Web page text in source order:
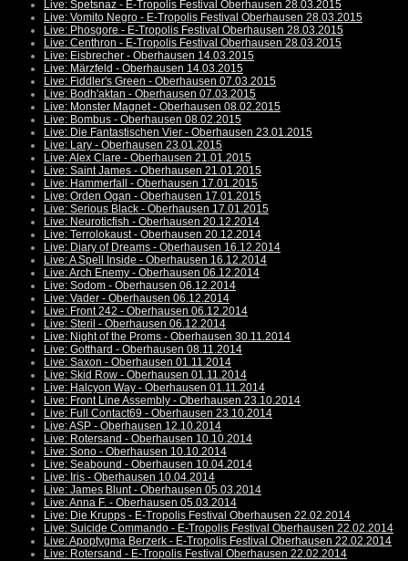
Live: Spetsnaz - E-Tropolis Festival Oberhausen 28.03.2015
Live: Vomito Negro - E-Tropolis Festival Oberhausen 28.03.2015
Live: Phosgore - E-Tropolis Festival Oberhausen 28.03.2015
Live: Centhron - E-Tropolis Festival Oberhausen 28.03.2015
Live: Eisbrecher - Oberhausen 14.03.2015
Live: Märzfeld - Oberhausen 14.03.2015
Live: Fiddler's Green - Oberhausen 07.03.2015
Live: Bodh'aktan - Oberhausen 07.03.2015
Live: Monster Magnet - Oberhausen 08.02.2015
Live: Bombus - Oberhausen 08.02.2015
Live: Die Fantastischen Vier - Oberhausen 23.01.2015
Live: Lary - Oberhausen 23.01.2015
Live: Alex Clare - Oberhausen 21.01.2015
Live: Saint James - Oberhausen 21.01.2015
Live: Hammerfall - Oberhausen 17.01.2015
Live: Orden Ogan - Oberhausen 17.01.2015
Live: Serious Black - Oberhausen 17.01.2015
Live: Neuroticfish - Oberhausen 20.12.2014
Live: Terrolokaust - Oberhausen 20.12.2014
Live: Diary of Dreams - Oberhausen 16.12.2014
Live: A Spell Inside - Oberhausen 16.12.2014
Live: Arch Enemy - Oberhausen 06.12.2014
Live: Sodom - Oberhausen 06.12.2014
Live: Vader - Oberhausen 06.12.2014
Live: Front 242 - Oberhausen 06.12.2014
Live: Steril - Oberhausen 06.12.2014
Live: Night of the Proms - Oberhausen 30.11.2014
Live: Gotthard - Oberhausen 08.11.2014
Live: Saxon - Oberhausen 01.11.2014
Live: Skid Row - Oberhausen 01.11.2014
Live: Halcyon Way - Oberhausen 01.11.2014
Live: Front Line Assembly - Oberhausen 23.10.2014
Live: Full Contact69 - Oberhausen 23.10.2014
Live: ASP - Oberhausen 12.10.2014
Live: Rotersand - Oberhausen 10.10.2014
Live: Sono - Oberhausen 10.10.2014
Live: Seabound - Oberhausen 10.04.2014
Live: Iris - Oberhausen 10.04.2014
Live: James Blunt - Oberhausen 05.03.2014
Live: Anna F. - Oberhausen 05.03.2014
Live: Die Krupps - E-Tropolis Festival Oberhausen 22.02.2014
Live: Suicide Commando - E-Tropolis Festival Oberhausen 22.02.2014
Live: Apoptygma Berzerk - E-Tropolis Festival Oberhausen 22.02.2014
Live: Rotersand - E-Tropolis Festival Oberhausen 22.02.2014